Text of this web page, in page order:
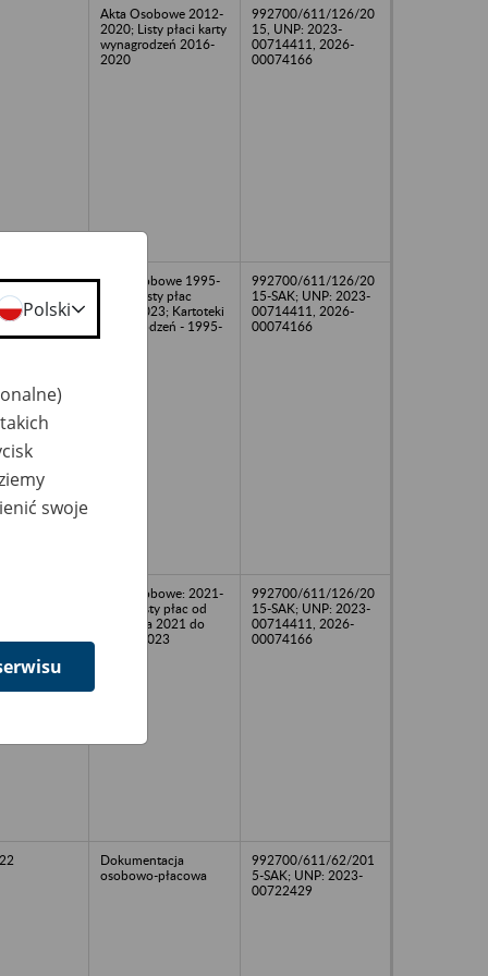
Akta Osobowe 2012-
2020; Listy płaci karty
wynagrodzeń 2016-
2020
992700/611/126/20
15, UNP: 2023-
00714411, 2026-
00074166
Akta osobowe 1995-
2023; Listy płac
1995-2023; Kartoteki
wynagrodzeń - 1995-
992700/611/126/20
15-SAK; UNP: 2023-
00714411, 2026-
00074166
Akta osobowe: 2021-
2023 Listy płac od
listopada 2021 do
lutego 2023
992700/611/126/20
15-SAK; UNP: 2023-
00714411, 2026-
00074166
Dokumentacja
osobowo-płacowa
992700/611/62/201
5-SAK; UNP: 2023-
00722429
Polski
swoje